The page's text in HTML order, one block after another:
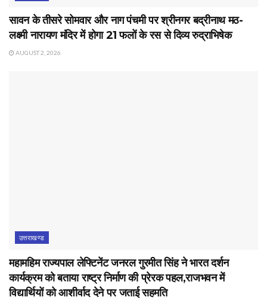
सावन के तीसरे सोमवार और नाग पंचमी पर श्रीनगर बद्रीनाथ मठ-
लक्ष्मी नारायण मंदिर में होगा 21 फलों के रस से दिव्य रुद्राभिषेक
AUGUST 2, 2026
उत्तराखण्ड
महामहिम राज्यपाल लेफ्टिनेंट जनरल गुरमीत सिंह ने भारत दर्शन
कार्यक्रम को बताया राष्ट्र निर्माण की प्रेरक पहल,राजभवन में
विद्यार्थियों को आशीर्वाद देने पर जताई सहमति